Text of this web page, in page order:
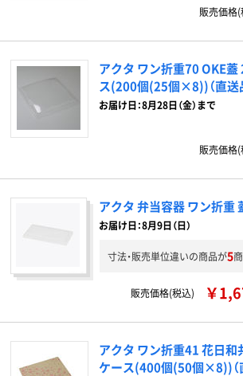
販売価格(
アクタ ワン折重70 OKE
ス(200個(25個×8))（直送
お届け日：8月28日（金）まで
販売価格(
アクタ 弁当容器 ワン折重
お届け日：8月9日（日）
寸法・販売単位違いの商品が5
販売価格(税込) ￥
アクタ ワン折重41 花日
ケース(400個(50個×8))（